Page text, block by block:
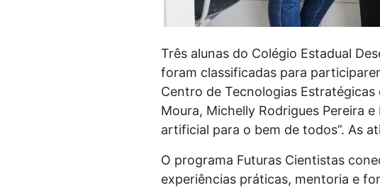
Três alunas do Colégio Estadual
foram classificadas para
Centro de Tecnologias
Moura, Michelly Rodrigues Pereira
artificial para o bem de todos”. As
O programa Futuras Cientistas
experiências práticas, mentoria e